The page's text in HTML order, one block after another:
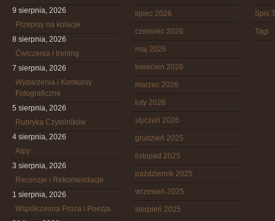
9 sierpnia, 2026
Przepisy na kolacje
8 sierpnia, 2026
Ćwiczenia i trening
7 sierpnia, 2026
Wydarzenia i Konkursy
Fotograficzne
5 sierpnia, 2026
Rubryka Czytelników
4 sierpnia, 2026
Alpy
3 sierpnia, 2026
Recenzje i Rekomendacje
1 sierpnia, 2026
Współczesna Proza i Poezja
lipiec 2026
czerwiec 2026
maj 2026
kwiecień 2026
marzec 2026
luty 2026
styczeń 2026
grudzień 2025
listopad 2025
październik 2025
wrzesień 2025
sierpień 2025
Spis
Tagi